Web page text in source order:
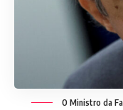
O Ministro da